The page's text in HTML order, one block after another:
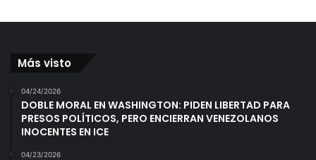
Más visto
04/24/2026
DOBLE MORAL EN WASHINGTON: PIDEN LIBERTAD PARA
PRESOS POLÍTICOS, PERO ENCIERRAN VENEZOLANOS
INOCENTES EN ICE
04/23/2026